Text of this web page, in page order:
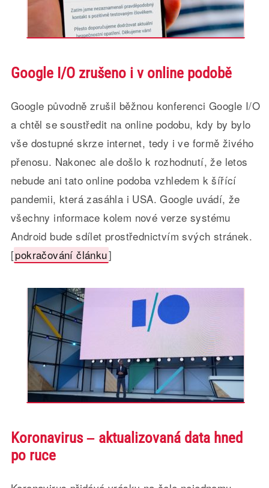
Google I/O zrušeno i v online podobě
Google původně zrušil běžnou konferenci Google I/O
a chtěl se soustředit na online podobu, kdy by bylo
vše dostupné skrze internet, tedy i ve formě živého
přenosu. Nakonec ale došlo k rozhodnutí, že letos
nebude ani tato online podoba vzhledem k šířící
pandemii, která zasáhla i USA. Google uvádí, že
všechny informace kolem nové verze systému
Android bude sdílet prostřednictvím svých stránek.
[pokračování článku]
Koronavirus – aktualizovaná data hned
po ruce